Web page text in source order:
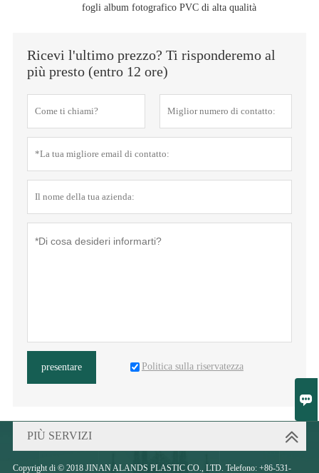

fogli album fotografico PVC di alta qualità
Ricevi l'ultimo prezzo? Ti risponderemo al
più presto (entro 12 ore)
presentare Politica sulla riservatezza
PIÙ SERVIZI
Copyright di © 2018 JINAN ALANDS PLASTIC CO., LTD. Telefono: +86-531-